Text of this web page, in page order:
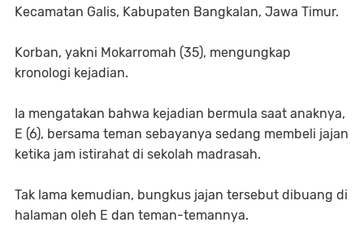
Kecamatan Galis, Kabupaten Bangkalan, Jawa Timur.
Korban, yakni Mokarromah (35), mengungkap
kronologi kejadian.
Ia mengatakan bahwa kejadian bermula saat anaknya,
E (6), bersama teman sebayanya sedang membeli jajan
ketika jam istirahat di sekolah madrasah.
Tak lama kemudian, bungkus jajan tersebut dibuang di
halaman oleh E dan teman-temannya.